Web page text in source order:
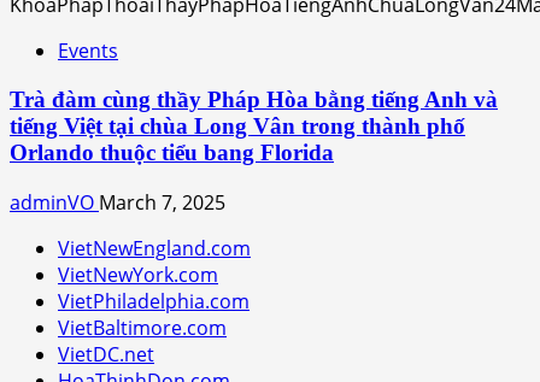
Events
Trà đàm cùng thầy Pháp Hòa bằng tiếng Anh và
tiếng Việt tại chùa Long Vân trong thành phố
Orlando thuộc tiểu bang Florida
adminVO March 7, 2025
VietNewEngland.com
VietNewYork.com
VietPhiladelphia.com
VietBaltimore.com
VietDC.net